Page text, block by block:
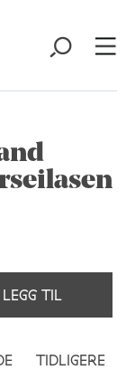
TIL
TIDLIGERE